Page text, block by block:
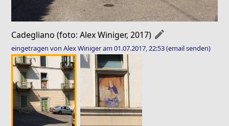
Cadegliano (foto: Alex Winiger, 2017) mode_edit
eingetragen von Alex Winiger am 01.07.2017, 22:53(email senden)